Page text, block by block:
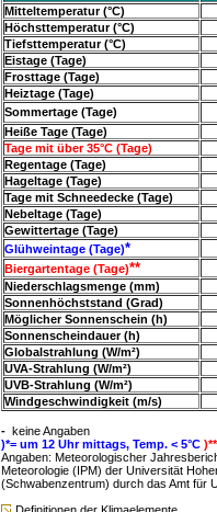
Mitteltemperatur (°C)
Höchsttemperatur (°C)
Tiefsttemperatur (°C)
Eistage (Tage)
Frosttage (Tage)
Heiztage (Tage)
Sommertage (Tage)
Heiße Tage (Tage)
Tage mit über 35°C (Tage)
Regentage (Tage)
Hageltage (Tage)
Tage mit Schneedecke (Tage)
Nebeltage (Tage)
Gewittertage (Tage)
Glühweintage (Tage)*
Biergartentage (Tage)**
Niederschlagsmenge (mm)
Sonnenhöchststand (Grad)
Möglicher Sonnenschein (h)
Sonnenscheindauer (h)
Globalstrahlung (W/m²)
UVA-Strahlung (W/m²)
UVB-Strahlung (W/m²)
Windgeschwindigkeit (m/s)
- keine Angaben
)*= um 12 Uhr mittags, Temp. < 5°C
Angaben: Meteorologischer
Meteorologie (IPM) der Universität
(Schwabenzentrum) durch das Amt für